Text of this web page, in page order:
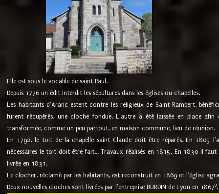
Elle est sous le vocable de saint Paul.
Depuis 1776 un édit interdit les sépultures dans les églises ou chapelles.
Les habitants d'Aranc estent contre les religieux de Saint Rambert,
furent récupérés, une cloche fondue. L'autre a été laissée en place
transformée, comme un peu partout, en maison commune, lieu de réunion.
En 1792, le toit de la chapelle saint Claude doit être réparés. En 1805
nécessaires le toit doit être fait... Travaux réalisés en 1815. En 1830 il
livrée en 1831.
Le clocher, réclamé par les habitants, est reconstruit en 1869 et l'église
Deux nouvelles cloches sont livrées par l'entreprise BURDIN de Lyon en 18678.